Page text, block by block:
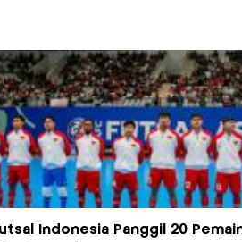
Indonesia Panggil 20